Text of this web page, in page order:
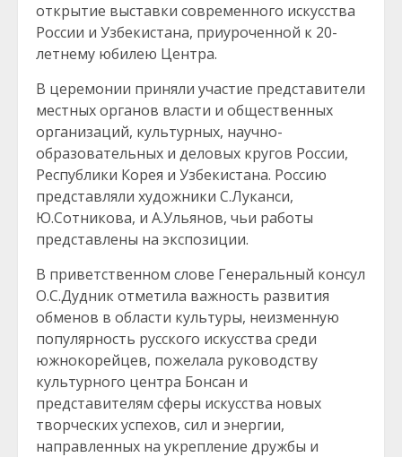
открытие выставки современного искусства
России и Узбекистана, приуроченной к 20-
летнему юбилею Центра.
В церемонии приняли участие представители
местных органов власти и общественных
организаций, культурных, научно-
образовательных и деловых кругов России,
Республики Корея и Узбекистана. Россию
представляли художники С.Луканси,
Ю.Сотникова, и А.Ульянов, чьи работы
представлены на экспозиции.
В приветственном слове Генеральный консул
О.С.Дудник отметила важность развития
обменов в области культуры, неизменную
популярность русского искусства среди
южнокорейцев, пожелала руководству
культурного центра Бонсан и
представителям сферы искусства новых
творческих успехов, сил и энергии,
направленных на укрепление дружбы и